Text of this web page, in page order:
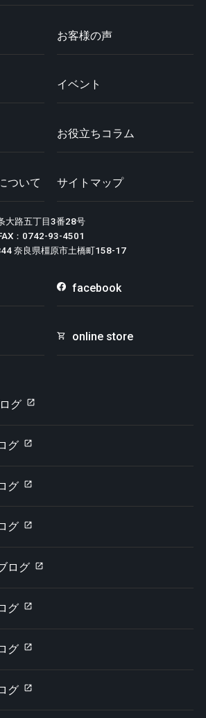
お客様の声
イベント
お役立ちコラム
ついて サイトマップ
大路五丁目3番28号
：0742-93-4501
奈良県橿原市土橋町158-17
facebook
online store
グ
グ
グ
グ
ログ
グ
グ
グ